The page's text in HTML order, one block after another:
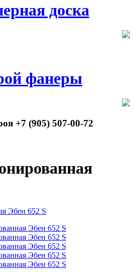
доска
фанеры
+7 (905) 507-00-72